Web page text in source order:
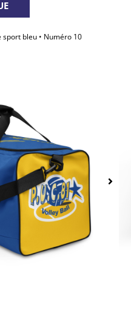
sport bleu • Numéro 10